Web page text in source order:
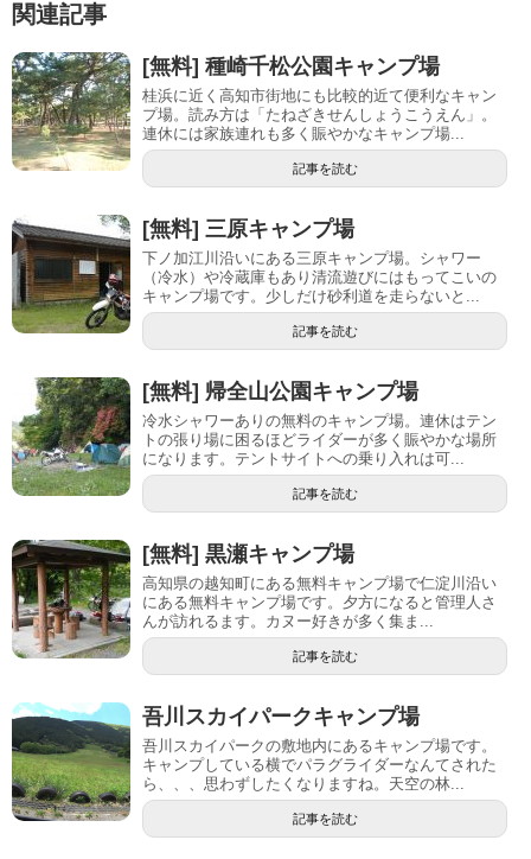
関連記事
[無料] 種崎千松公園キャンプ場
桂浜に近く高知市街地にも比較的近て便利なキャン
プ場。読み方は「たねざきせんしょうこうえん」。
連休には家族連れも多く賑やかなキャンプ場...
記事を読む
[無料] 三原キャンプ場
下ノ加江川沿いにある三原キャンプ場。シャワー
（冷水）や冷蔵庫もあり清流遊びにはもってこいの
キャンプ場です。少しだけ砂利道を走らないと...
記事を読む
[無料] 帰全山公園キャンプ場
冷水シャワーありの無料のキャンプ場。連休はテン
トの張り場に困るほどライダーが多く賑やかな場所
になります。テントサイトへの乗り入れは可...
記事を読む
[無料] 黒瀬キャンプ場
高知県の越知町にある無料キャンプ場で仁淀川沿い
にある無料キャンプ場です。夕方になると管理人さ
んが訪れるます。カヌー好きが多く集ま...
記事を読む
吾川スカイパークキャンプ場
吾川スカイパークの敷地内にあるキャンプ場です。
キャンプしている横でパラグライダーなんてされた
ら、、、思わずしたくなりますね。天空の林...
記事を読む